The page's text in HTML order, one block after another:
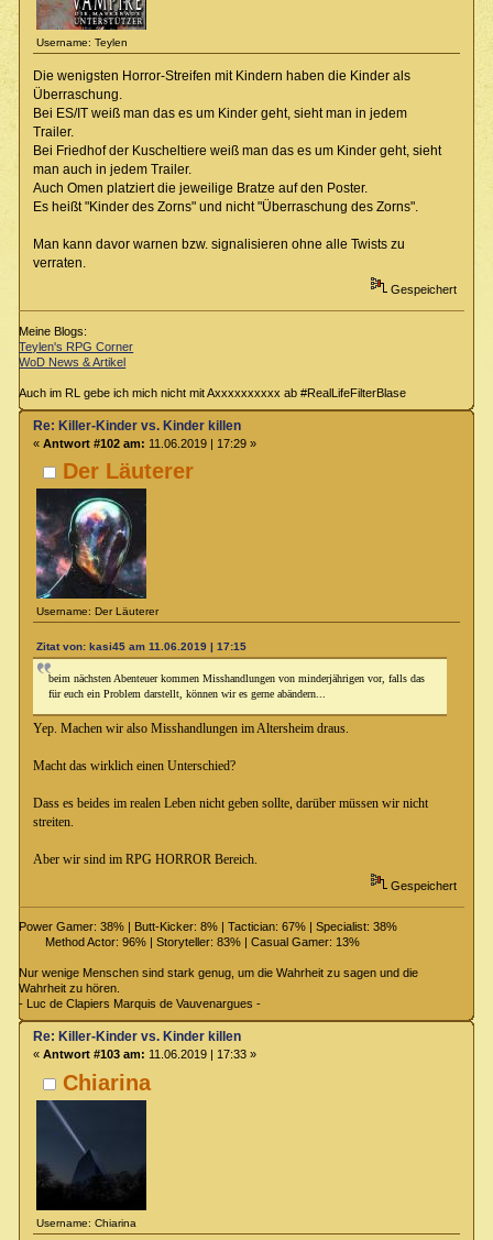
Username: Teylen
Die wenigsten Horror-Streifen mit Kindern haben die Kinder als
Überraschung.
Bei ES/IT weiß man das es um Kinder geht, sieht man in jedem
Trailer.
Bei Friedhof der Kuscheltiere weiß man das es um Kinder geht, sieht
man auch in jedem Trailer.
Auch Omen platziert die jeweilige Bratze auf den Poster.
Es heißt "Kinder des Zorns" und nicht "Überraschung des Zorns".
Man kann davor warnen bzw. signalisieren ohne alle Twists zu
verraten.
Gespeichert
Meine Blogs:
Teylen's RPG Corner
WoD News & Artikel
Auch im RL gebe ich mich nicht mit Axxxxxxxxxx ab #RealLifeFilterBlase
Der Läuterer
Username: Der Läuterer
Re: Killer-Kinder vs. Kinder killen
« Antwort #102 am: 11.06.2019 | 17:29 »
Zitat von: kasi45 am 11.06.2019 | 17:15
beim nächsten Abenteuer kommen Misshandlungen von minderjährigen vor, falls das
für euch ein Problem darstellt, können wir es gerne abändern...
Yep. Machen wir also Misshandlungen im Altersheim draus.
Macht das wirklich einen Unterschied?
Dass es beides im realen Leben nicht geben sollte, darüber müssen wir nicht
streiten.
Aber wir sind im RPG HORROR Bereich.
Gespeichert
Power Gamer: 38% | Butt-Kicker: 8% | Tactician: 67% | Specialist: 38%
Method Actor: 96% | Storyteller: 83% | Casual Gamer: 13%
Nur wenige Menschen sind stark genug, um die Wahrheit zu sagen und die
Wahrheit zu hören.
- Luc de Clapiers Marquis de Vauvenargues -
Chiarina
Username: Chiarina
Re: Killer-Kinder vs. Kinder killen
« Antwort #103 am: 11.06.2019 | 17:33 »